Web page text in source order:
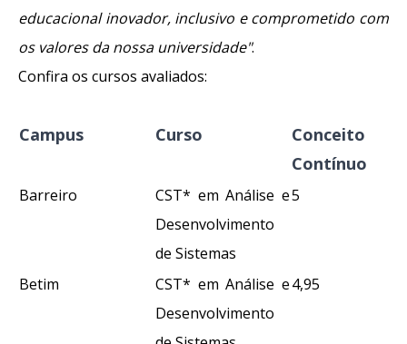
educacional inovador, inclusivo e comprometido com
os valores da nossa universidade".
Confira os cursos avaliados:
Campus Curso
Conceito
Contínuo
Barreiro
CST* em Análise e
Desenvolvimento
de Sistemas
5
Betim
CST* em Análise e
Desenvolvimento
4,95